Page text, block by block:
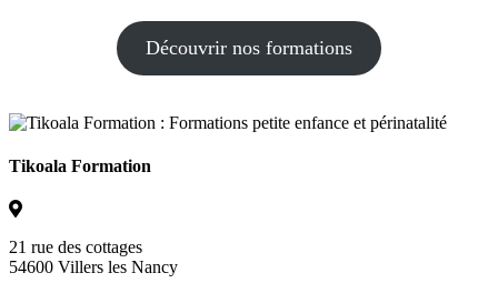
Découvrir nos formations
Tikoala Formation
21 rue des cottages
54600 Villers les Nancy